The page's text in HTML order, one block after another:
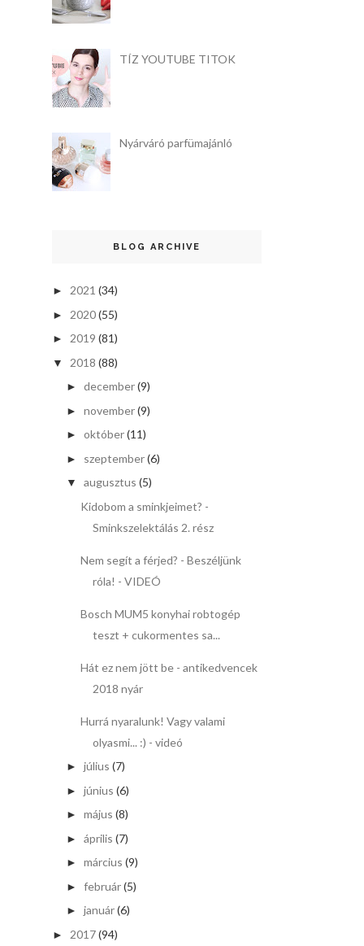
TÍZ YOUTUBE TITOK
Nyárváró parfümajánló
BLOG ARCHIVE
► 2021 (34)
► 2020(55)
► 2019 (81)
▼ 2018 (88)
► december(9)
► november(9)
► október(11)
► szeptember(6)
▼ augusztus (5)
Kidobom a sminkjeimet? -
Sminkszelektálás 2. rész
Nem segít a férjed? - Beszéljünk
róla! - VIDEÓ
Bosch MUM5 konyhai robtogép
teszt + cukormentes sa...
Hát ez nem jött be - antikedvencek
2018 nyár
Hurrá nyaralunk! Vagy valami
olyasmi... :) - videó
► július (7)
► június (6)
► május (8)
► április (7)
► március (9)
► február(5)
► január(6)
► 2017(94)